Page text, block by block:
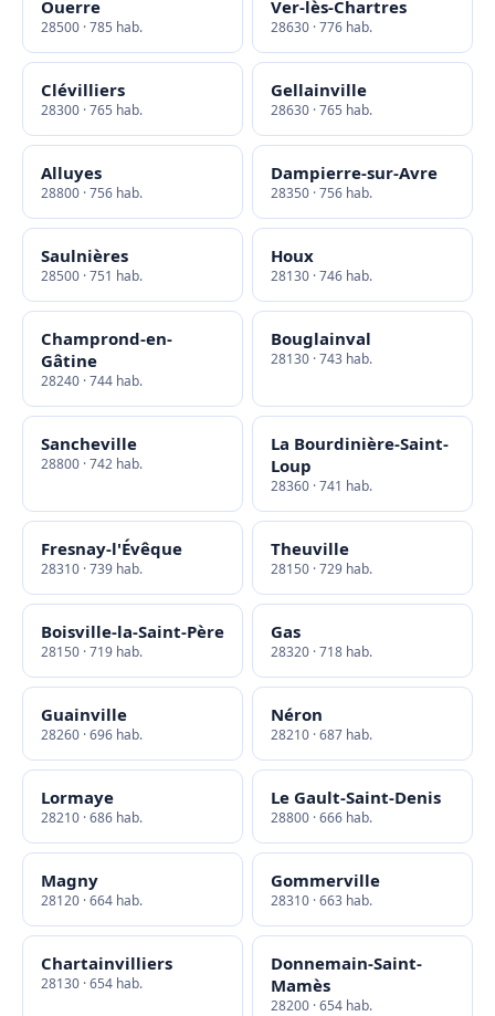
Ouerre
28500 · 785 hab.
Ver-lès-Chartres
28630 · 776 hab.
Clévilliers
28300 · 765 hab.
Gellainville
28630 · 765 hab.
Alluyes
28800 · 756 hab.
Dampierre-sur-Avre
28350 · 756 hab.
Saulnières
28500 · 751 hab.
Houx
28130 · 746 hab.
Champrond-en-
Gâtine
28240 · 744 hab.
Bouglainval
28130 · 743 hab.
Sancheville
28800 · 742 hab.
La Bourdinière-Saint-
Loup
28360 · 741 hab.
Fresnay-l'Évêque
28310 · 739 hab.
Theuville
28150 · 729 hab.
Boisville-la-Saint-Père
28150 · 719 hab.
Gas
28320 · 718 hab.
Guainville
28260 · 696 hab.
Néron
28210 · 687 hab.
Lormaye
28210 · 686 hab.
Le Gault-Saint-Denis
28800 · 666 hab.
Magny
28120 · 664 hab.
Gommerville
28310 · 663 hab.
Chartainvilliers
28130 · 654 hab.
Donnemain-Saint-
Mamès
28200 · 654 hab.